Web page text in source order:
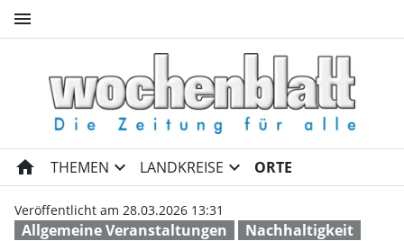
menu
Die Veredelung von
home THEMEN expand_more LANDKREISE expand_more ORTE
Allgemeine Veranstaltungen Nachhaltigkeit
Veröffentlicht am 28.03.2026 13:31